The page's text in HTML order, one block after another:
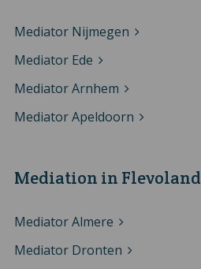
Mediation in Flevoland
Mediator Almere
Mediator Dronten
Mediator Nijmegen
Mediator Ede
Mediator Arnhem
Mediator Apeldoorn